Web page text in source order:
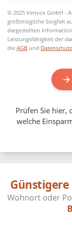
© 2025 Verivox GmbH -
größtmögliche Sorgfalt
dargestellten
Leistungsfähigkeit der
dieAGB und
Prüfen Sie hier,
welche